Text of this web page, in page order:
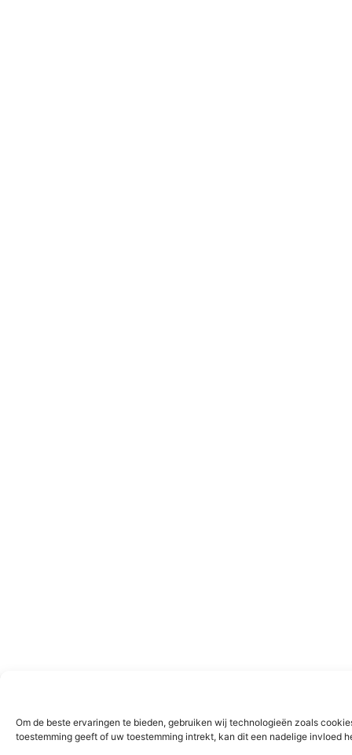
Om de beste ervaringen te bieden, gebruiken wij technologieën zoals
toestemming geeft of uw toestemming intrekt, kan dit een nadelige invloed